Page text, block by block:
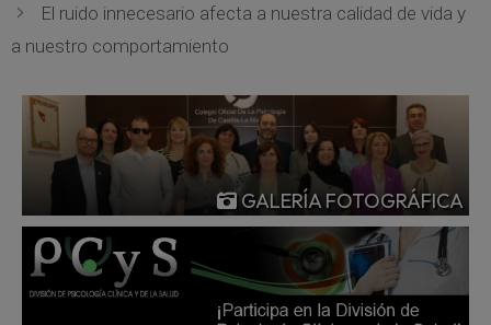
El ruido innecesario afecta a nuestra calidad de vida y
a nuestro comportamiento
GALERÍA FOTOGRÁFICA